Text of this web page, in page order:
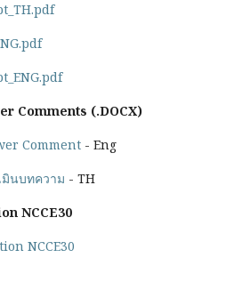
Comments (.DOCX)
Comment - Eng
มินบทความ - TH
NCCE30
NCCE30